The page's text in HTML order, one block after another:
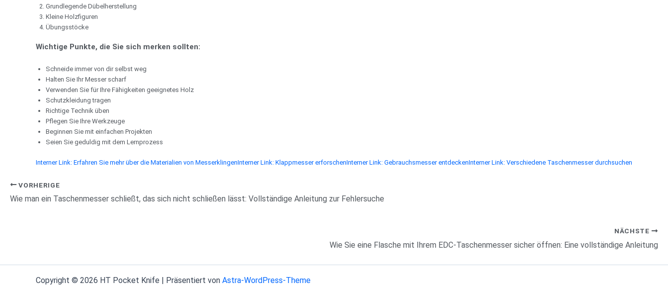
Grundlegende Dübelherstellung
Kleine Holzfiguren
Übungsstöcke
Wichtige Punkte, die Sie sich merken sollten:
Schneide immer von dir selbst weg
Halten Sie Ihr Messer scharf
Verwenden Sie für Ihre Fähigkeiten geeignetes Holz
Schutzkleidung tragen
Richtige Technik üben
Pflegen Sie Ihre Werkzeuge
Beginnen Sie mit einfachen Projekten
Seien Sie geduldig mit dem Lernprozess
Interner Link: Erfahren Sie mehr über die Materialien von MesserklingenInterner Link: Klappmesser erforschenInterner Link: Gebrauchsmesser entdeckenInterner Link: Verschiedene Taschenmesser durchsuchen
VORHERIGE
Wie man ein Taschenmesser schließt, das sich nicht schließen lässt: Vollständige Anleitung zur Fehlersuche
NÄCHSTE
Wie Sie eine Flasche mit Ihrem EDC-Taschenmesser sicher öffnen: Eine vollständige Anleitung
Copyright © 2026 HT Pocket Knife | Präsentiert von Astra-WordPress-Theme